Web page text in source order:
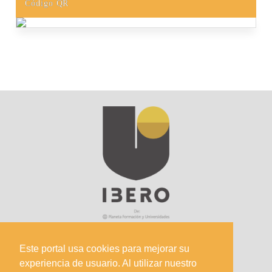
Este portal usa cookies para mejorar su
experiencia de usuario. Al utilizar nuestro
Código QR
Sede Principal